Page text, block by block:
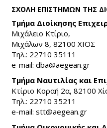
ΣΧΟΛΗ ΕΠΙΣΤΗΜΩΝ ΤΗΣ
Τμήμα Διοίκησης
Μιχάλειο Κτίριο,
Μιχάλων 8, 82100 ΧΙΟΣ
Τηλ.: 22710 35111
e-mail: dba@aegean.gr
Τμήμα Ναυτιλίας και
Κτίριο Κοραή 2α, 82100
Τηλ.: 22710 35211
e-mail: stt@aegean.gr